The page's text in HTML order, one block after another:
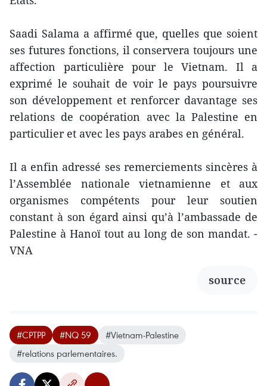
Saadi Salama a affirmé que, quelles que soient
ses futures fonctions, il conservera toujours une
affection particulière pour le Vietnam. Il a
exprimé le souhait de voir le pays poursuivre
son développement et renforcer davantage ses
relations de coopération avec la Palestine en
particulier et avec les pays arabes en général.
Il a enfin adressé ses remerciements sincères à
l’Assemblée nationale vietnamienne et aux
organismes compétents pour leur soutien
constant à son égard ainsi qu’à l’ambassade de
Palestine à Hanoï tout au long de son mandat. -
VNA
source
#CPTPP #NQ 59
#Vietnam-Palestine
#relations parlementaires.